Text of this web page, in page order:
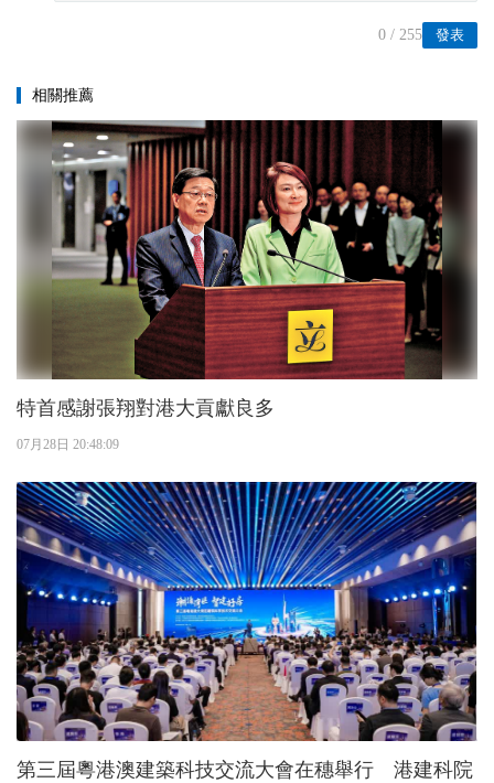
發表
0 / 255
相關推薦
特首感謝張翔對港大貢獻良多
07月28日 20:48:09
第三屆粵港澳建築科技交流大會在穗舉行 港建科院